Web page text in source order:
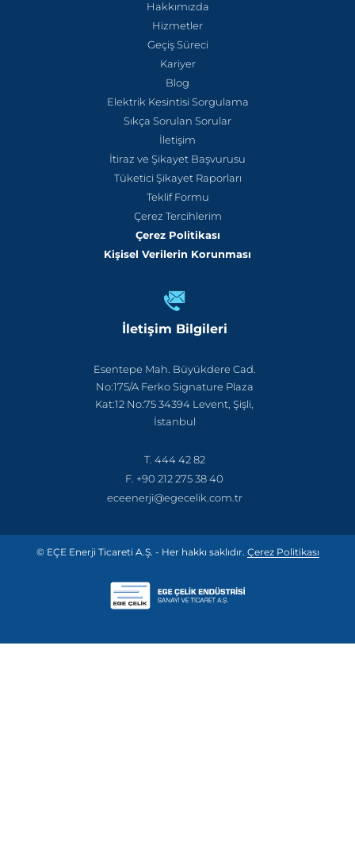
Hakkımızda
Hizmetler
Geçiş Süreci
Kariyer
Blog
Elektrik Kesintisi Sorgulama
Sıkça Sorulan Sorular
İletişim
İtiraz ve Şikayet Başvurusu
Tüketici Şikayet Raporları
Teklif Formu
Çerez Tercihlerim
Çerez Politikası
Kişisel Verilerin Korunması
İletişim Bilgileri
Esentepe Mah. Büyükdere Cad.
No:175/A Ferko Signature Plaza
Kat:12 No:75 34394 Levent, Şişli,
İstanbul
T. 444 42 82
F. +90 212 275 38 40
eceenerji@egecelik.com.tr
© EÇE Enerji Ticareti A.Ş. - Her hakkı saklıdır. Çerez Politikası